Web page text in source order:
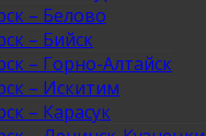
– Белово
– Бийск
– Горно-Алтайск
– Искитим
– Карасук